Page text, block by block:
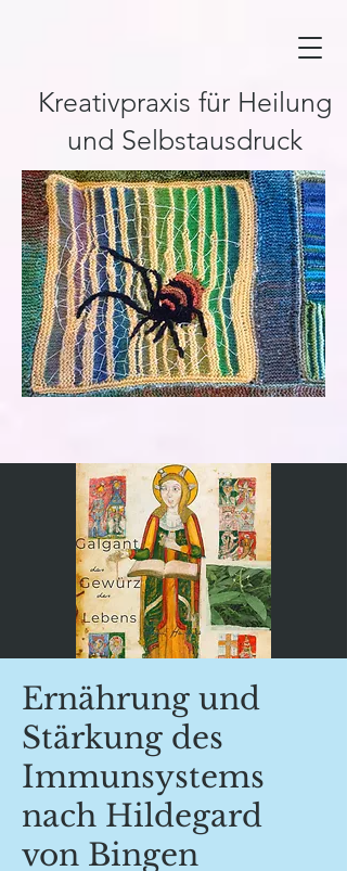
Kreativpraxis für Heilung
und Selbstausdruck
Ernährung und
Stärkung des
Immunsystems
nach Hildegard
von Bingen